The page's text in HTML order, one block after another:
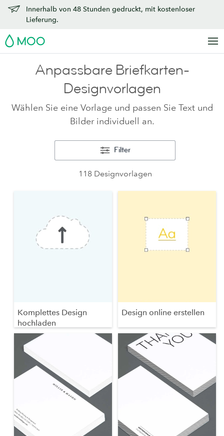
Innerhalb von 48 Stunden gedruckt, mit kostenloser
Lieferung.
MOO
Anpassbare Briefkarten-
Designvorlagen
Wählen Sie eine Vorlage und passen Sie Text und
Bilder individuell an.
Filter
118 Designvorlagen
Komplettes Design
hochladen
Design online erstellen